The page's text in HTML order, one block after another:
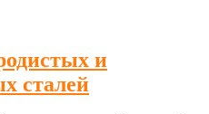
и
сталей